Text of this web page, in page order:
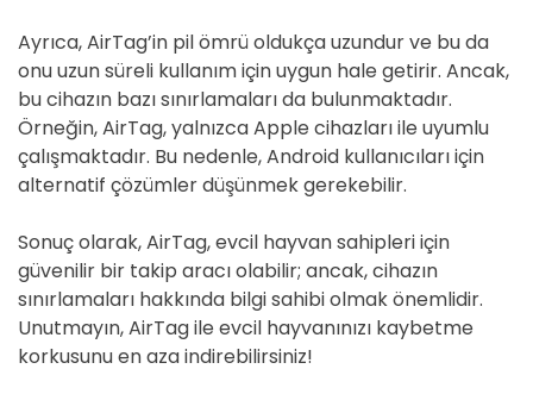
Ayrıca, AirTag’in pil ömrü oldukça uzundur ve bu da
onu uzun süreli kullanım için uygun hale getirir. Ancak,
bu cihazın bazı sınırlamaları da bulunmaktadır.
Örneğin, AirTag, yalnızca Apple cihazları ile uyumlu
çalışmaktadır. Bu nedenle, Android kullanıcıları için
alternatif çözümler düşünmek gerekebilir.
Sonuç olarak, AirTag, evcil hayvan sahipleri için
güvenilir bir takip aracı olabilir; ancak, cihazın
sınırlamaları hakkında bilgi sahibi olmak önemlidir.
Unutmayın, AirTag ile evcil hayvanınızı kaybetme
korkusunu en aza indirebilirsiniz!